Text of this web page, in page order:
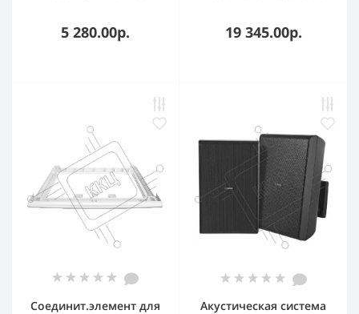
5 280.00р.
уборка сухая/влажная,
пылесборник мешок/
19 345.00р.
Соединит.элемент для
Акустическая система